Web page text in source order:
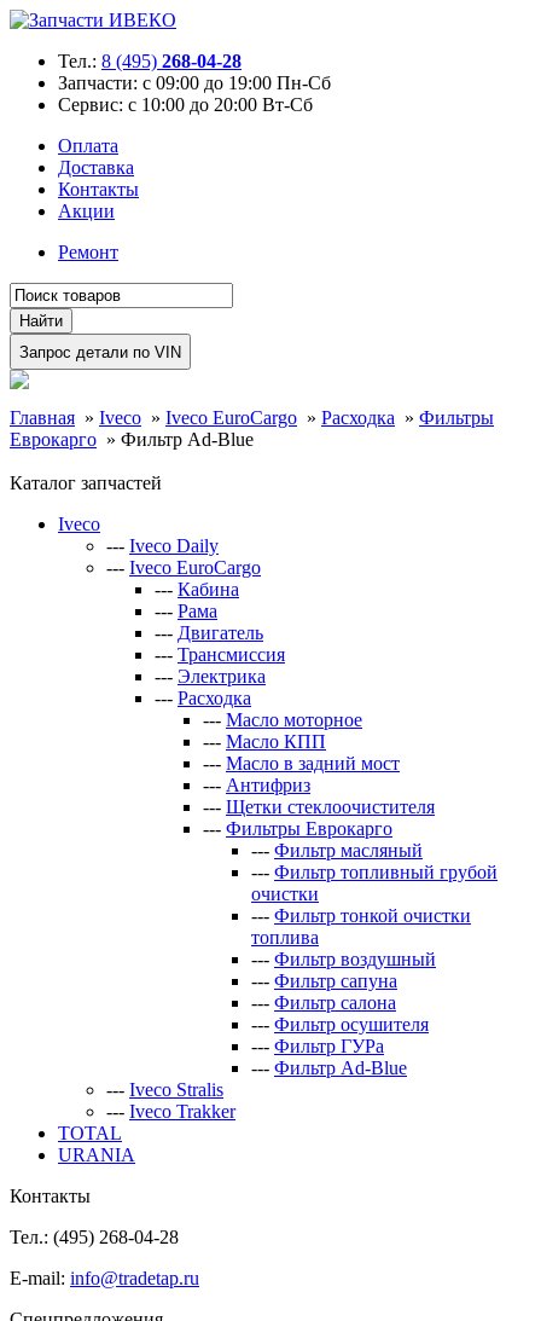
Тел.: 8 (495) 268-04-28
Запчасти: с 09:00 до 19:00 Пн-Сб
Сервис: с 10:00 до 20:00 Вт-Сб
Оплата
Доставка
Контакты
Акции
Ремонт
Главная » Iveco » Iveco EuroCargo » Расходка » Фильтры
Еврокарго » Фильтр Ad-Blue
Каталог запчастей
Iveco
--- Iveco Daily
--- Iveco EuroCargo
--- Кабина
--- Рама
--- Двигатель
--- Трансмиссия
--- Электрика
--- Расходка
--- Масло моторное
--- Масло КПП
--- Масло в задний мост
--- Антифриз
--- Щетки стеклоочистителя
--- Фильтры Еврокарго
--- Фильтр масляный
--- Фильтр топливный грубой
очистки
--- Фильтр тонкой очистки
топлива
--- Фильтр воздушный
--- Фильтр сапуна
--- Фильтр салона
--- Фильтр осушителя
--- Фильтр ГУРа
--- Фильтр Ad-Blue
--- Iveco Stralis
--- Iveco Trakker
TOTAL
URANIA
Контакты
Тел.: (495) 268-04-28
E-mail: info@tradetap.ru